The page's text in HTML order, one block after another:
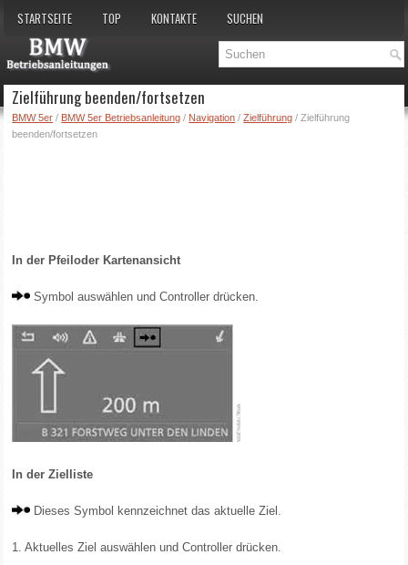
STARTSEITE TOP KONTAKTE SUCHEN
Zielführung beenden/fortsetzen
BMW 5er / BMW 5er Betriebsanleitung / Navigation /Zielführung / Zielführung
beenden/fortsetzen
In der Pfeiloder Kartenansicht
Symbol auswählen und Controller drücken.
In der Zielliste
Dieses Symbol kennzeichnet das aktuelle Ziel.
1. Aktuelles Ziel auswählen und Controller drücken.